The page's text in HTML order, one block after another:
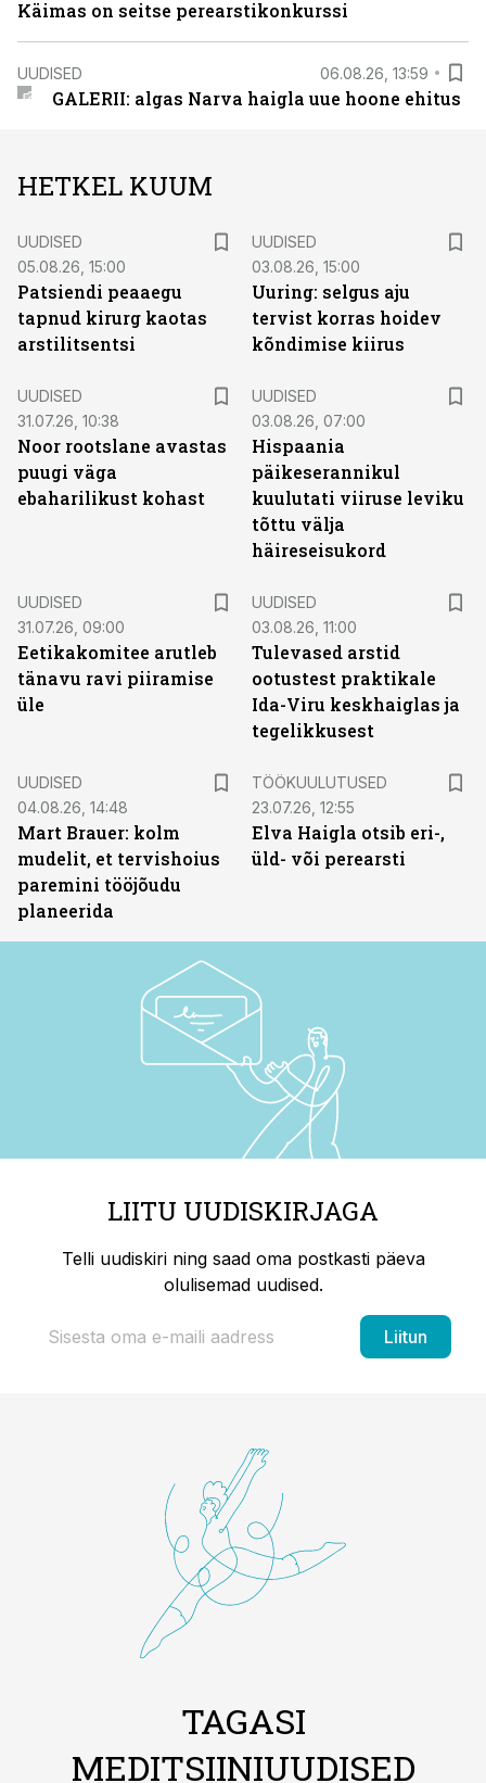
Käimas on seitse perearstikonkurssi
UUDISED 06.08.26, 13:59
GALERII: algas Narva haigla uue hoone ehitus
HETKEL KUUM
UUDISED
05.08.26, 15:00
Patsiendi peaaegu
tapnud kirurg kaotas
arstilitsentsi
UUDISED
03.08.26, 15:00
Uuring: selgus aju
tervist korras hoidev
kõndimise kiirus
UUDISED
31.07.26, 10:38
Noor rootslane avastas
puugi väga
ebaharilikust kohast
UUDISED
03.08.26, 07:00
Hispaania
päikeserannikul
kuulutati viiruse leviku
tõttu välja
häireseisukord
UUDISED
31.07.26, 09:00
Eetikakomitee arutleb
tänavu ravi piiramise
üle
UUDISED
03.08.26, 11:00
Tulevased arstid
ootustest praktikale
Ida-Viru keskhaiglas ja
tegelikkusest
UUDISED
04.08.26, 14:48
Mart Brauer: kolm
mudelit, et tervishoius
paremini tööjõudu
planeerida
TÖÖKUULUTUSED
23.07.26, 12:55
Elva Haigla otsib eri-,
üld- või perearsti
LIITU UUDISKIRJAGA
Telli uudiskiri ning saad oma postkasti päeva
olulisemad uudised.
Liitun
TAGASI
MEDITSIINIUUDISED